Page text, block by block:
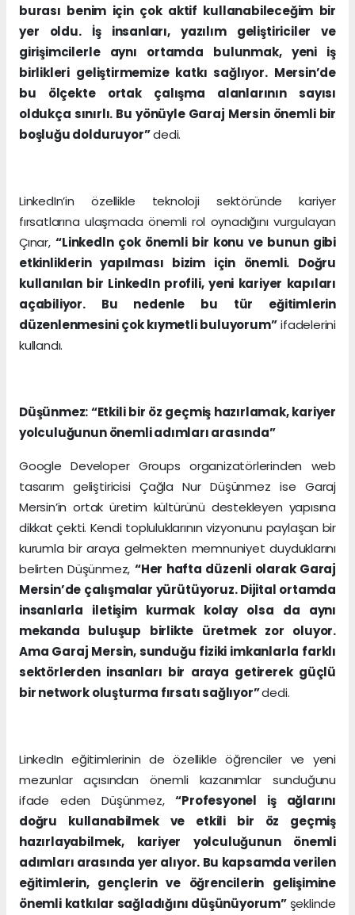
burası benim için çok aktif kullanabileceğim bir
yer oldu. İş insanları, yazılım geliştiriciler ve
girişimcilerle aynı ortamda bulunmak, yeni iş
birlikleri geliştirmemize katkı sağlıyor. Mersin’de
bu ölçekte ortak çalışma alanlarının sayısı
oldukça sınırlı. Bu yönüyle Garaj Mersin önemli bir
boşluğu dolduruyor”dedi.
LinkedIn’in özellikle teknoloji sektöründe kariyer
fırsatlarına ulaşmada önemli rol oynadığını vurgulayan
Çınar,“Linkedln çok önemli bir konu ve bunun gibi
etkinliklerin yapılması bizim için önemli. Doğru
kullanılan bir LinkedIn profili, yeni kariyer kapıları
açabiliyor. Bu nedenle bu tür eğitimlerin
düzenlenmesini çok kıymetli buluyorum”ifadelerini
kullandı.
Düşünmez: “Etkili bir öz geçmiş hazırlamak, kariyer
yolculuğunun önemli adımları arasında”
Google Developer Groups organizatörlerinden web
tasarım geliştiricisi Çağla Nur Düşünmez ise Garaj
Mersin’in ortak üretim kültürünü destekleyen yapısına
dikkat çekti. Kendi topluluklarının vizyonunu paylaşan bir
kurumla bir araya gelmekten memnuniyet duyduklarını
belirten Düşünmez, “Her hafta düzenli olarak Garaj
Mersin’de çalışmalar yürütüyoruz. Dijital ortamda
insanlarla iletişim kurmak kolay olsa da aynı
mekanda buluşup birlikte üretmek zor oluyor.
Ama Garaj Mersin, sunduğu fiziki imkanlarla farklı
sektörlerden insanları bir araya getirerek güçlü
bir network oluşturma fırsatı sağlıyor”dedi.
LinkedIn eğitimlerinin de özellikle öğrenciler ve yeni
mezunlar açısından önemli kazanımlar sunduğunu
ifade eden Düşünmez,“Profesyonel iş ağlarını
doğru kullanabilmek ve etkili bir öz geçmiş
hazırlayabilmek, kariyer yolculuğunun önemli
adımları arasında yer alıyor. Bu kapsamda verilen
eğitimlerin, gençlerin ve öğrencilerin gelişimine
önemli katkılar sağladığını düşünüyorum” şeklinde